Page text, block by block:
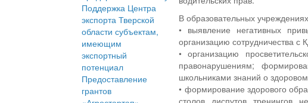
Поддержка Центра
экспорта Тверской
области субъектам,
имеющим
экспортный
потенциал
Предоставление
грантов
В образовательных
• выявление негативных
организацию сотрудничества
• организацию
правонарушениям;
школьниками знаний о
• формирование здорового